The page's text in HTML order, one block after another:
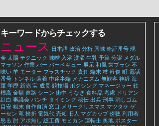
キーワードからチェックする
ニュース 日本語 政治 分析 興味 暗証番号 現
金 太陽 テクニック 味噌 入浴 洗濯 牛乳 予算 分譲 メダル
マラソン 作業 バー バーベキュー 展示 和風 歯ブラシ 不
味い 羊 モーター プラスチック 責任 端末 枝 軽傷 町 電話
番号 トンネル 装着 中途半端 メカニズム 無観客 神経 海
軍 学歴 新潟 宝 成長 競技場 ボクシング マネージャー 鉄
標高 金額 進路 シーン 街中 うなぎ 食料品 考慮 ドリアン
紅白 審議会 パンチ タイミング 秘伝 出兵 刑事 消しゴム
目安 粗末 自作自演 窓口 メリークリスマス マツタケ ゲ
ーセン 竜 挫折 電気代 売却 旧人 マグカップ 傍聴 利用者
怒る 肘 アポ無し 総工費 モヒカン 運転士 奥地 ポスター